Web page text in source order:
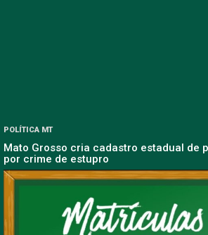
POLÍTICA MT
Mato Grosso cria cadastro estadual de
por crime de estupro